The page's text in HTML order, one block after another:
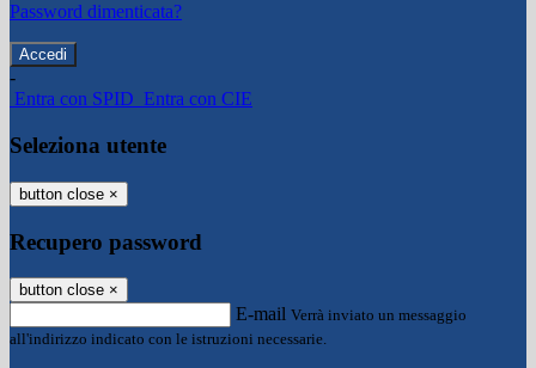
Password dimenticata?
-
Entra con SPID Entra con CIE
Seleziona utente
button close ×
Recupero password
button close ×
E-mail Verrà inviato un messaggio
all'indirizzo indicato con le istruzioni necessarie.